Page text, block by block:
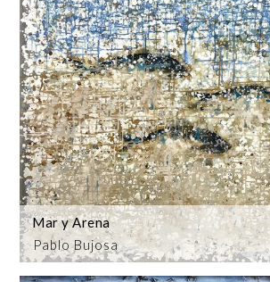
Pablo Bujosa
Mar y Arena